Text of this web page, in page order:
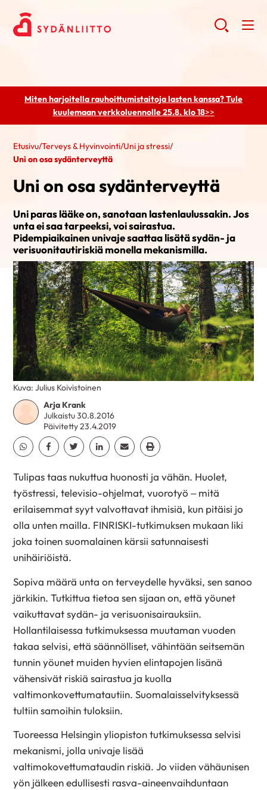
Miten harjoitella rauhoittumistaitoja lasten kanssa? Tule
kuulemaanverkkoluennolle 25.8. klo 18>>
Etusivu/Terveys & Hyvinvointi/Uni ja stressi/
Uni on osa sydänterveyttä
Uni on osa sydänterveyttä
Uni paras lääke on, sanotaan lastenlaulussakin. Jos
unta ei saa tarpeeksi, voi sairastua.
Pidempiaikainen univaje saattaa lisätä sydän- ja
verisuonitautiriskiä monella mekanismilla.
Arja Krank
Julkaistu 30.8.2016
Päivitetty 23.4.2019
Jaa Whatsapp
Jaa Facebook
Jaa TwitterJaa Linkedin
Jaa EmailJaa Print
Kuva: Julius Koivistoinen
Tulipas taas nukuttua huonosti ja vähän. Huolet,
työstressi, televisio-ohjelmat, vuorotyö – mitä
erilaisemmat syyt valvottavat ihmisiä, kun pitäisi jo
olla unten mailla. FINRISKI-tutkimuksen mukaan liki
joka toinen suomalainen kärsii satunnaisesti
unihäiriöistä.
Sopiva määrä unta on terveydelle hyväksi, sen sanoo
järkikin. Tutkittua tietoa sen sijaan on, että yöunet
vaikuttavat sydän- ja verisuonisairauksiin.
Hollantilaisessa tutkimuksessa muutaman vuoden
takaa selvisi, että säännölliset, vähintään seitsemän
tunnin yöunet muiden hyvien elintapojen lisänä
vähensivät riskiä sairastua ja kuolla
valtimonkovettumatautiin. Suomalaisselvityksessä
tultiin samoihin tuloksiin.
Tuoreessa Helsingin yliopiston tutkimuksessa selvisi
mekanismi, jolla univaje lisää
valtimokovettumataudin riskiä. Jo viiden vähäunisen
yön jälkeen edullisesti rasva-aineenvaihduntaan